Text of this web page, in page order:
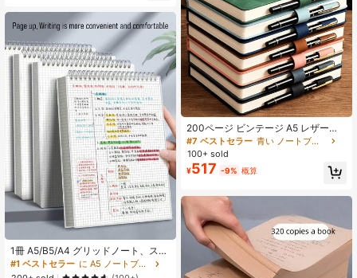
1冊 A5/B5/A4 グリッドノート、スパ
イラルバインド、ハードPPカバー、
ミニマリストグリッドパターン、学
#1 ベストセラー
に A5 ノートブック
200ページ ビンテージ A5 レザー製
ノートブック パーソナライズ可能な
ソフトカバーとブックマーク付き -
ビジネスミーティングや大学生活、
新学期の学用品に最適
#7 ベストセラー
青い ノートブック
100+ sold
¥517 -9% 概算